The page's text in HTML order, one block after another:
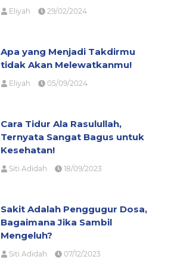
Eliyah 29/02/2024
Apa yang Menjadi Takdirmu
tidak Akan Melewatkanmu!
Eliyah 05/09/2024
Cara Tidur Ala Rasulullah,
Ternyata Sangat Bagus untuk
Kesehatan!
Siti Adidah 18/09/2023
Sakit Adalah Penggugur Dosa,
Bagaimana Jika Sambil
Mengeluh?
Siti Adidah 07/12/2023